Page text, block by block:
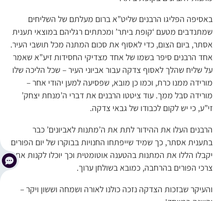
באסיפה הפליגו הרבנים שליט”א ברום מעלתם של השליחים
שמתנדבים מטעם ‘קופת ביתר’ ומכתתים רגליהם במוצאי תענית
אסתר, ביום הצום, כדי לאסוף את סכום המתנה מכל תושבי העיר.
אחד הרבנים סיפר בשמו של אחד מצדיקי החסידות זיע”א שאמר
על שליח שהלך לאסוף צדקה עבור אביוני העיר – שכל הליכה שלו
מורידה ממנו כרת, וכמו כן מובא, שפסיעה למען יהודי אחר –
מורידה סבל ממך. עוד ציטטו הרבנים את דברי ה’מנחת יצחק’
זי”ע, כי יש לקום לכבודו של גבאי צדקה.
הרבנים העלו את ההידור לתת את ה’מתנות לאביונים’ כבר
בתענית אסתר, כך שמיד שייפתחו החנויות בבוקרו של יום הפורים
יקבלו הללו את המתנות בהטענה אוטומטית וכך יוכלו לקנות את
צרכי הפורים בהרחבה, כמובא בשולחן ערוך.
והעיקר שבזכות הצדקה נזכה כולנו לאורה ושמחה וששון ויקר –